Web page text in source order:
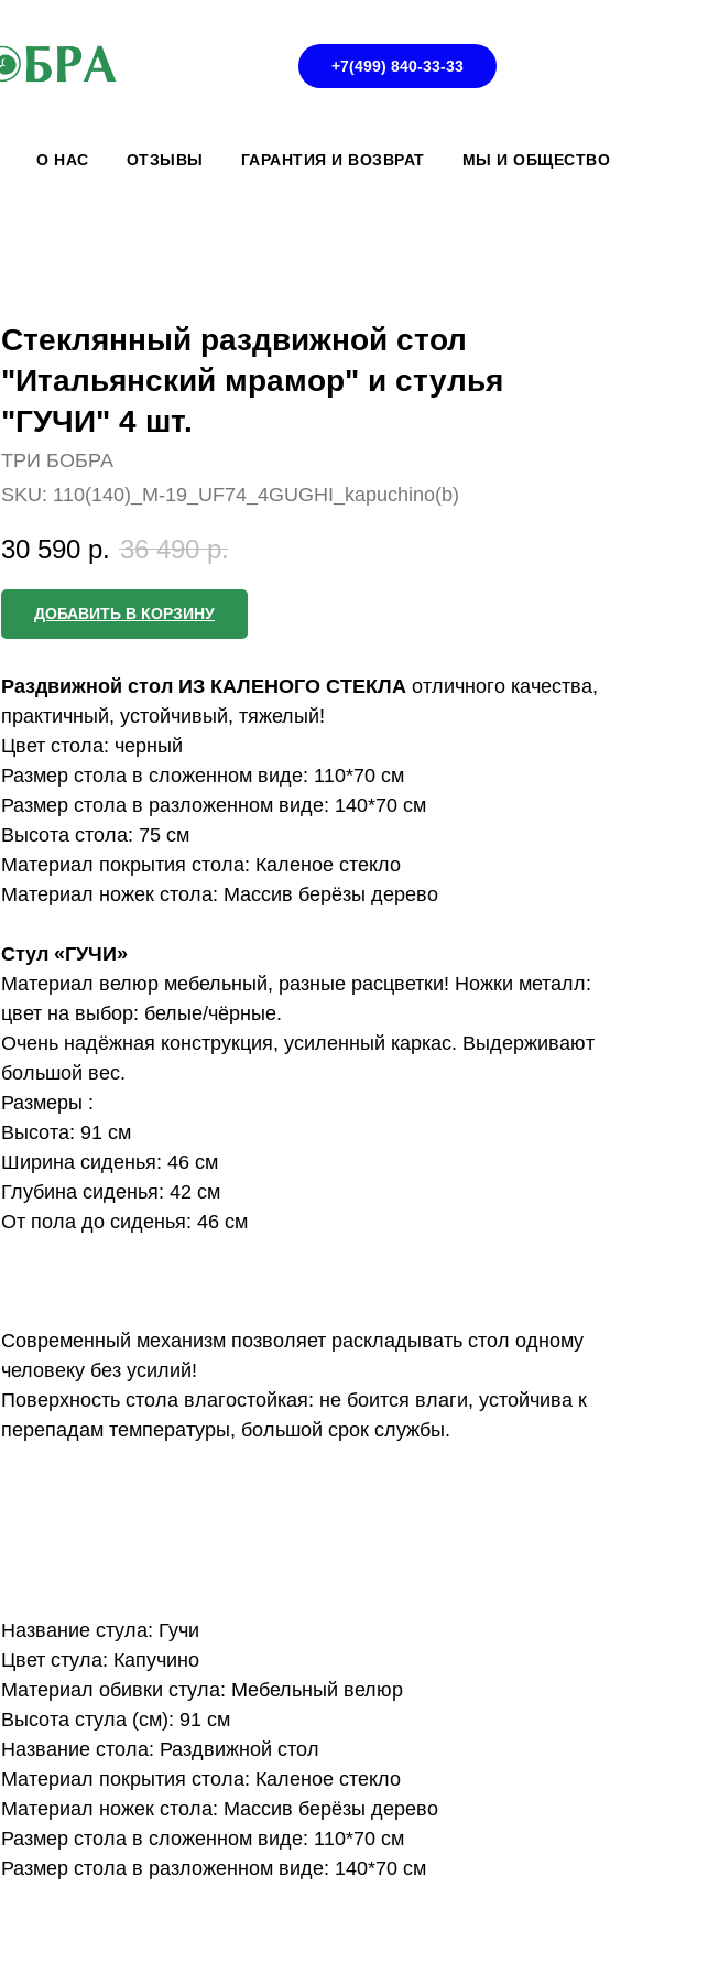
+7(499) 840-33-33
О НАС ОТЗЫВЫ ГАРАНТИЯ И ВОЗВРАТ МЫ И ОБЩЕСТВО
Стеклянный раздвижной стол
"Итальянский мрамор" и стулья
"ГУЧИ" 4 шт.
ТРИ БОБРА
SKU: 110(140)_M-19_UF74_4GUGHI_kapuchino(b)
30 590 р. 36 490 р.
ДОБАВИТЬ В КОРЗИНУ
Раздвижной стол ИЗ КАЛЕНОГО СТЕКЛА отличного качества,
практичный, устойчивый, тяжелый!
Цвет стола: черный
Размер стола в сложенном виде: 110*70 см
Размер стола в разложенном виде: 140*70 см
Высота стола: 75 см
Материал покрытия стола: Каленое стекло
Материал ножек стола: Массив берёзы дерево
Стул «ГУЧИ»
Материал велюр мебельный, разные расцветки! Ножки металл:
цвет на выбор: белые/чёрные.
Очень надёжная конструкция, усиленный каркас. Выдерживают
большой вес.
Размеры :
Высота: 91 см
Ширина сиденья: 46 см
Глубина сиденья: 42 см
От пола до сиденья: 46 см
Современный механизм позволяет раскладывать стол одному
человеку без усилий!
Поверхность стола влагостойкая: не боится влаги, устойчива к
перепадам температуры, большой срок службы.
Название стула: Гучи
Цвет стула: Капучино
Материал обивки стула: Мебельный велюр
Высота стула (см): 91 см
Название стола: Раздвижной стол
Материал покрытия стола: Каленое стекло
Материал ножек стола: Массив берёзы дерево
Размер стола в сложенном виде: 110*70 см
Размер стола в разложенном виде: 140*70 см